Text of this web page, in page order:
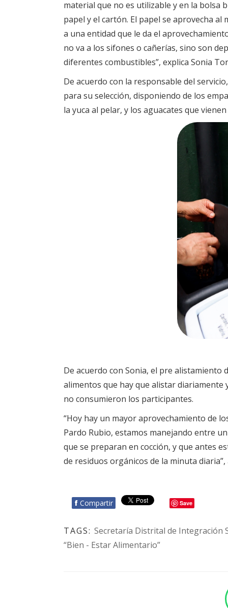
material que no es utilizable y en la bolsa
papel y el cartón. El papel se aprovecha
a una entidad que le da el
no va a los sifones o cañerías, sino son
diferentes combustibles”, explica Sonia
De acuerdo con la responsable del
para su selección, disponiendo de los
la yuca al pelar, y los aguacates que
De acuerdo con Sonia, el pre alistamiento
alimentos que hay que alistar diariamente
no consumieron los participantes.
“Hoy hay un mayor aprovechamiento de
Pardo Rubio, estamos manejando entre
que se preparan en cocción, y que antes
de residuos orgánicos de la minuta
f Compartir Save
TAGS: Secretaría Distrital de Integración
“Bien - Estar Alimentario”